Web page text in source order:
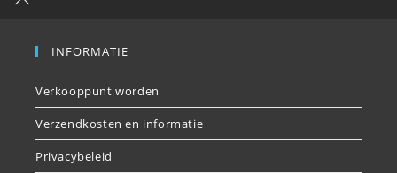
INFORMATIE
Verkooppunt worden
Verzendkosten en informatie
Privacybeleid